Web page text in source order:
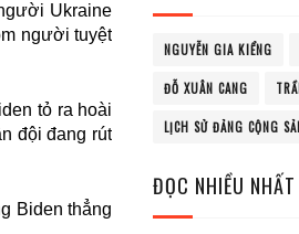
Ukraine
người tuyệt
tỏ ra hoài
đội đang rút
Biden thẳng
NGUYỄN GIA KIỂNG
ĐỖ XUÂN CANG
LỊCH SỬ ĐẢNG CỘNG
ĐỌC NHIỀU NHẤT